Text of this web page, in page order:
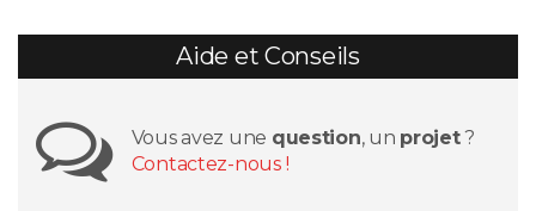
Aide et Conseils
Vous avez une question, un projet?
Contactez-nous !